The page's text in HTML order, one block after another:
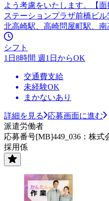
よう考慮をいたします。【
ステーションプラザ前橋ビル
北高崎駅、高崎問屋町駅、南
シフト
1日8時間 週1日からOK
交通費支給
未経験OK
まかないあり
詳細を見る
応募画面に進む
派遣労働者
応募番号[MB]449_036：株
採用係